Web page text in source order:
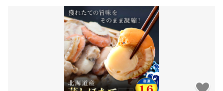
2 | ホタテ